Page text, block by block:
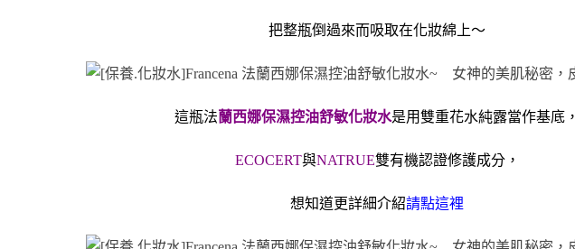
把整瓶倒過來而吸取在化妝綿上～
這瓶法蘭西娜保濕控油舒敏化妝水是用雙重花水純露當作基底，
ECOCERT與NATRUE雙有機認證修護成分，
想知道更詳細介紹請點這裡